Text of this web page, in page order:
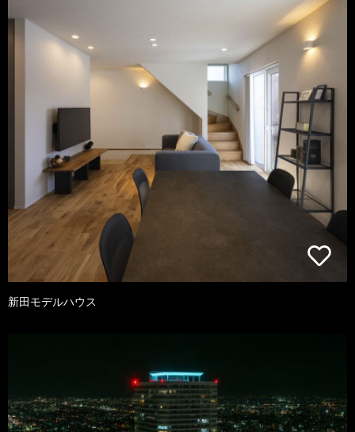
新田モデルハウス